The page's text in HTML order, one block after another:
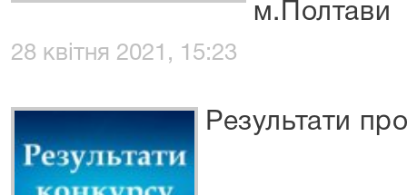
м.Полтави
28 квітня 2021, 15:23
Результати